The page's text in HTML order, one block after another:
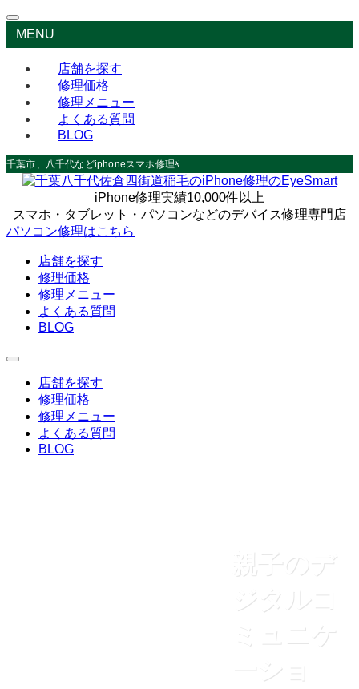
MENU
店舗を探す
修理価格
修理メニュー
よくある質問
BLOG
千葉市、八千代などiphoneスマホ修理やデータ救出なら
iPhone修理実績10,000件以上
スマホ・タブレット・パソコンなどのデバイス修理専門店
パソコン修理はこちら
店舗を探す
修理価格
修理メニュー
よくある質問
BLOG
店舗を探す
修理価格
修理メニュー
よくある質問
BLOG
親子のデ
ジタルコ
ミュニケ
ーショ